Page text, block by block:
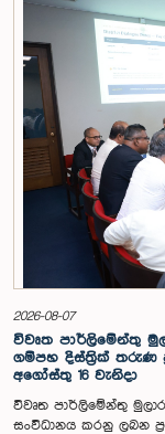
වසරවල පාර්ලිමේන්තු
සංවිධාන විසින්
ප්‍රතිසංස්කරණ
පාලන මැතිවරණ ක්‍රමය
හා සුළුතර
වැඩිදියුණු කිරීම, විද්‍යුත්
ප්‍රකාශ කිරීමේ
විය. එමෙන්ම විදේශගත
වන යෝජනා පිළිබඳව ද
පරිපාලනමය ප්‍රතිපාදන
අවධාරණය
ලැබී ඇති යෝජනා 31
විශ්ලේෂණය කර
අතර, එම නිර්දේශ
සභාව තීරණය
ආචාර්ය උපාලි
කරුණානායක,
මහත්වරු සහභාගී වූහ.
2026-08-07
විවෘත පාර්ලිමේන්තු
ගම්පහ දිස්ත්‍රික් තරුණ
අගෝස්තු 16 වැනිදා
විවෘත පාර්ලිමේන්තු
සංවිධානය කරනු ලබන